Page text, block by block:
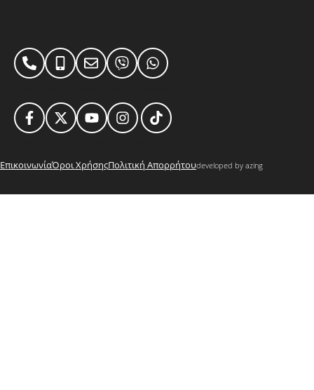
ΕπικοινωνίαΌροι ΧρήσηςΠολιτική Απορρήτουdeveloped by azing